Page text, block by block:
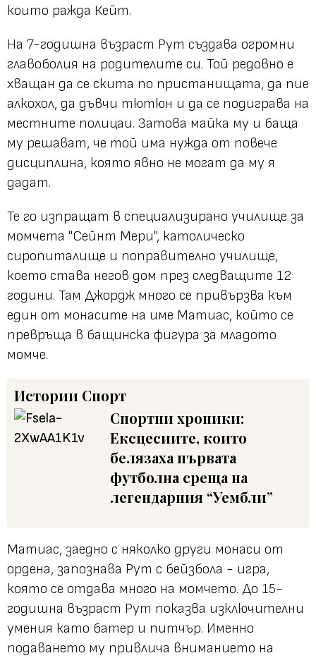
които ражда Кейт.
На 7-годишна възраст Рут създава огромни
главоболия на родителите си. Той редовно е
хващан да се скита по пристанищата, да пие
алкохол, да дъвчи тютюн и да се подиграва на
местните полицаи. Затова майка му и баща
му решават, че той има нужда от повече
дисциплина, която явно не могат да му я
дадат.
Те го изпращат в специализирано училище за
момчета "Сейнт Мери", католическо
сиропиталище и поправително училище,
което става негов дом през следващите 12
години. Там Джордж много се привързва към
един от монасите на име Матиас, който се
превръща в бащинска фигура за младото
момче.
Истории Спорт
Спортни хроники:
Ексцесиите, които
белязаха първата
футболна среща на
легендарния “Уембли”
Матиас, заедно с няколко други монаси от
ордена, запознава Рут с бейзбола - игра,
която се отдава много на момчето. До 15-
годишна възраст Рут показва изключителни
умения като батер и питчър. Именно
подаването му привлича вниманието на